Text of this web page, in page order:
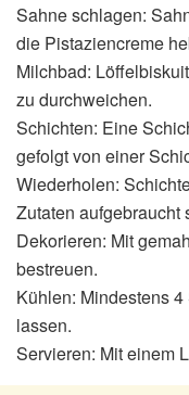
Sahne schlagen:
die Pistaziencreme
Milchbad:
zu durchweichen.
Schichten: Eine
gefolgt von einer
Wiederholen:
Zutaten aufgebraucht
Dekorieren: Mit
bestreuen.
Kühlen: Mindestens
lassen.
Servieren: Mit einem